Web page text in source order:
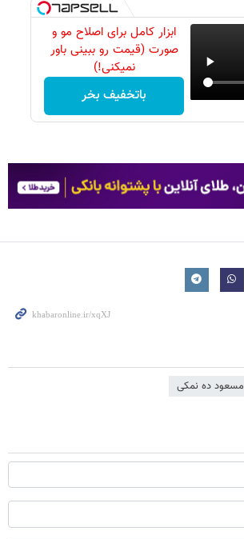
ابزار کامل برای اصلاح مو و
صورت (قیمت رو ببینی باور
نمیکنی!)
باتخفیف بخر
مسعود ده نمکی